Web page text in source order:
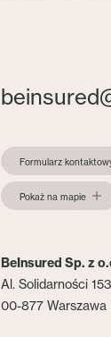
Formularz
Pokaż na mapie
BeInsured Sp. z
Al. Solidarności
00-877 Warszawa